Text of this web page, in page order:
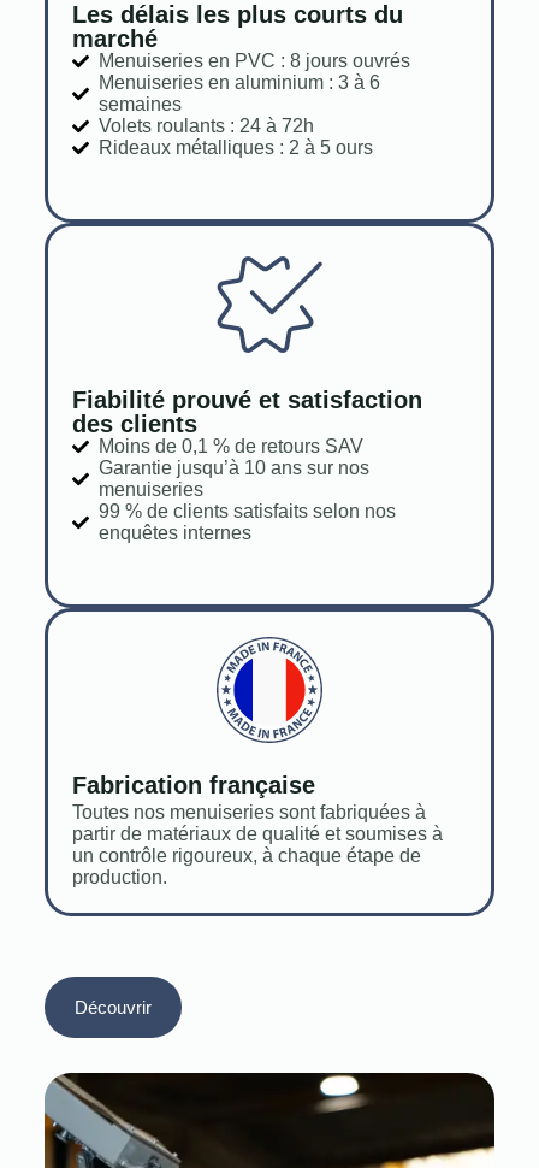
Les délais les plus courts du
marché
Menuiseries en PVC : 8 jours ouvrés
Menuiseries en aluminium : 3 à 6
semaines
Volets roulants : 24 à 72h
Rideaux métalliques : 2 à 5 ours
Fiabilité prouvé et satisfaction
des clients
Moins de 0,1 % de retours SAV
Garantie jusqu’à 10 ans sur nos
menuiseries
99 % de clients satisfaits selon nos
enquêtes internes
Fabrication française
Toutes nos menuiseries sont fabriquées à
partir de matériaux de qualité et soumises à
un contrôle rigoureux, à chaque étape de
production.
Découvrir